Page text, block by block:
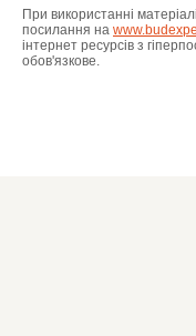
При використанні
посилання на
інтернет ресурсів з
обов'язкове.